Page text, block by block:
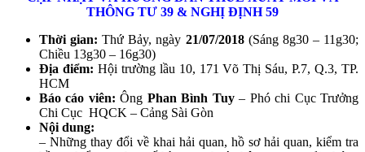
THÔNG TƯ 39 & NGHỊ ĐỊNH 59
Thời gian:Thứ Bảy, ngày 21/07/2018(Sáng 8g30 – 11g30;
Chiều 13g30 – 16g30)
Địa điểm: Hội trường lầu 10, 171 Võ Thị Sáu, P.7, Q.3, TP.
HCM
Báo cáo viên:Ông Phan Bình Tuy– Phó chi Cục Trưởng
Chi Cục HQCK – Cảng Sài Gòn
Nội dung:
– Những thay đổi về khai hải quan, hồ sơ hải quan, kiểm tra